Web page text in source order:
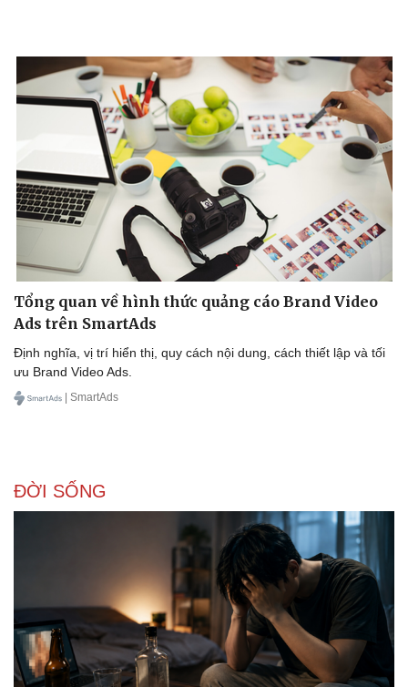
Tổng quan về hình thức quảng cáo Brand Video
Ads trên SmartAds
Định nghĩa, vị trí hiển thị, quy cách nội dung, cách thiết lập và tối
ưu Brand Video Ads.
| SmartAds
ĐỜI SỐNG